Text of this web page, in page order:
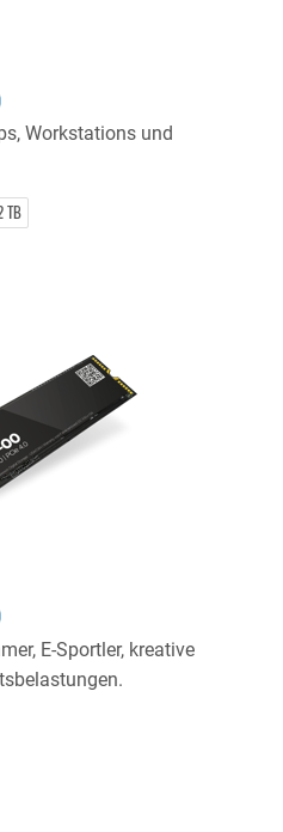
Workstations und
TB
E-Sportler, kreative